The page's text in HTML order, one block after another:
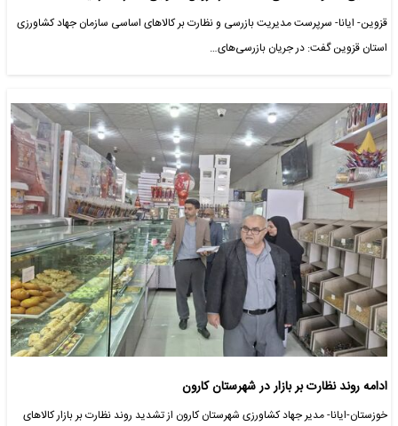
قزوین- ایانا- سرپرست مدیریت بازرسی و نظارت بر کالاهای اساسی سازمان جهاد کشاورزی
استان قزوین گفت: در جریان بازرسی‌های…
ادامه روند نظارت بر بازار در شهرستان کارون
خوزستان-ایانا- مدیر جهاد کشاورزی شهرستان کارون از تشدید روند نظارت بر بازار کالاهای